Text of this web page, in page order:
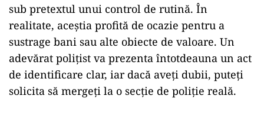
sub pretextul unui control de rutină. În
realitate, aceștia profită de ocazie pentru a
sustrage bani sau alte obiecte de valoare. Un
adevărat polițist va prezenta întotdeauna un act
de identificare clar, iar dacă aveți dubii, puteți
solicita să mergeți la o secție de poliție reală.